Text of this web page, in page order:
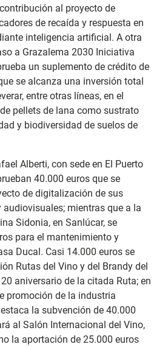
al proyecto de
de recaída y respuesta en
inteligencia artificial. A otra
a Grazalema 2030 Iniciativa
un suplemento de crédito de
se alcanza una inversión total
entre otras líneas, en el
pellets de lana como sustrato
y biodiversidad de suelos de
Alberti, con sede en El Puerto
40.000 euros que se
de digitalización de sus
mientras que a la
Sidonia, en Sanlúcar, se
para el mantenimiento y
Ducal. Casi 14.000 euros se
Rutas del Vino y del Brandy del
aniversario de la citada Ruta; en
promoción de la industria
la subvención de 40.000
al Salón Internacional del Vino,
la aportación de 25.000 euros